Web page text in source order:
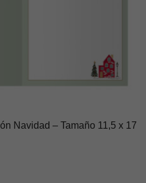
Navidad – Tamaño 11,5 x 17